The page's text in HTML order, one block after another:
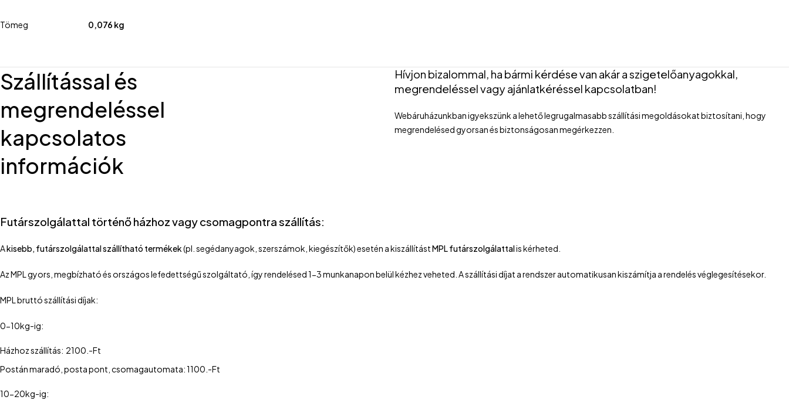
Tömeg 0,076 kg
Szállítással és
megrendeléssel
kapcsolatos
információk
Hívjon bizalommal, ha bármi kérdése van akár a szigetelőanyagokkal,
megrendeléssel vagy ajánlatkéréssel kapcsolatban!
Webáruházunkban igyekszünk a lehető legrugalmasabb szállítási megoldásokat biztosítani, hogy
megrendelésed gyorsan és biztonságosan megérkezzen.
Futárszolgálattal történő házhoz vagy csomagpontra szállítás:
Akisebb, futárszolgálattal szállítható termékek(pl. segédanyagok, szerszámok, kiegészítők) esetén a kiszállítástMPL futárszolgálattalis kérheted.
Az MPL gyors, megbízható és országos lefedettségű szolgáltató, így rendelésed 1-3 munkanapon belül kézhez veheted. A szállítási díjat a rendszer automatikusan kiszámítja a rendelés véglegesítésekor.
MPL bruttó szállítási díjak:
0-10kg-ig:
Házhoz szállítás: 2100.-Ft
Postán maradó, posta pont, csomagautomata: 1100.-Ft
10-20kg-ig: